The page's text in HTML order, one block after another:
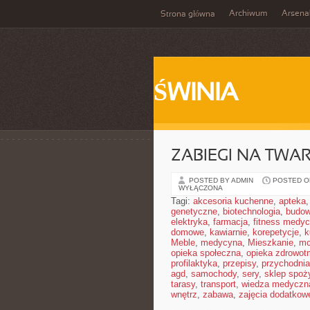
Strona główna Archiwum Arsenal
ŚWINIA
ZABIEGI NA
POSTED BY ADMIN POSTED
WYŁĄCZONA
Tagi: akcesoria kuchenne, apteka,
genetyczne, biotechnologia,
elektryka, farmacja, fitness
domowe, kawiarnie, korepetycje,
Meble, medycyna, Mieszkanie,
opieka społeczna, opieka
profilaktyka, przepisy, przychodnia
agd, samochody, sery, sklep
tarasy, transport, wiedza
wnętrz, zabawa, zajęcia